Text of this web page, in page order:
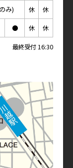
み) 休 休
● 休 休
最終受付 16:30